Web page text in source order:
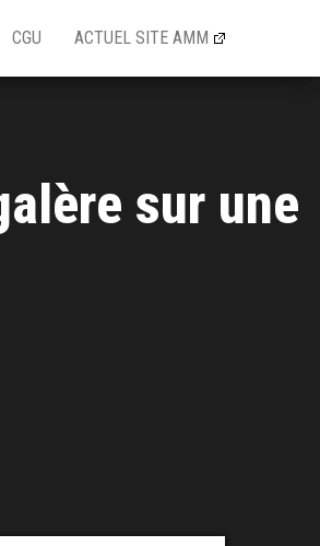
CGU ACTUEL SITE AMM
sur une